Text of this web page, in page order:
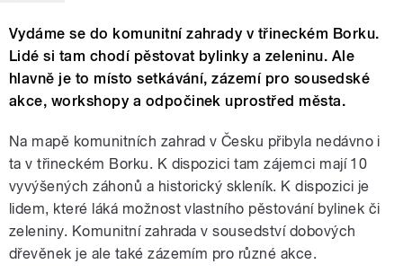
Vydáme se do komunitní zahrady v třineckém Borku.
Lidé si tam chodí pěstovat bylinky a zeleninu. Ale
hlavně je to místo setkávání, zázemí pro sousedské
akce, workshopy a odpočinek uprostřed města.
Na mapě komunitních zahrad v Česku přibyla nedávno i
ta v třineckém Borku. K dispozici tam zájemci mají 10
vyvýšených záhonů a historický skleník. K dispozici je
lidem, které láká možnost vlastního pěstování bylinek či
zeleniny. Komunitní zahrada v sousedství dobových
dřevěnek je ale také zázemím pro různé akce.